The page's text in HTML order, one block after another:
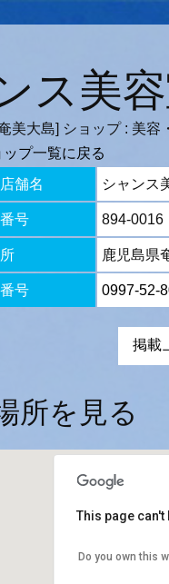
ス美
美大島] ショップ : 美容
プ一覧に戻る
舗名
シャンス
号 894-0016
鹿児島県
号 0997-52-
所を見る
This page
Do you own this